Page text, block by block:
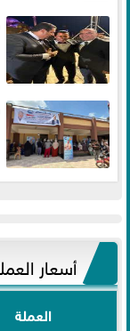
أسعار
العملة